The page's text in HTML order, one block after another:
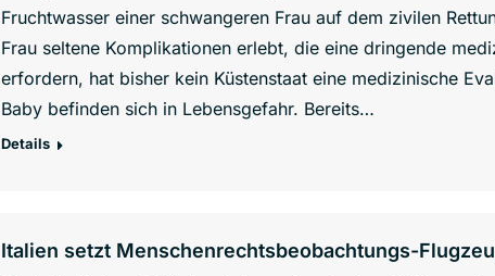
Fruchtwasser einer schwangeren Frau auf dem zivilen
Frau seltene Komplikationen erlebt, die eine dringende
erfordern, hat bisher kein Küstenstaat eine medizinische
Baby befinden sich in Lebensgefahr. Bereits…
Details
Italien setzt Menschenrechtsbeobachtungs-